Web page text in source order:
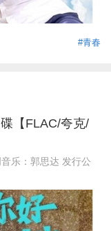
#青春
【FLAC/夸克/
乐：郭思达 发行公